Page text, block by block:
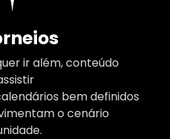
ir além, conteúdo
bem definidos
o cenário